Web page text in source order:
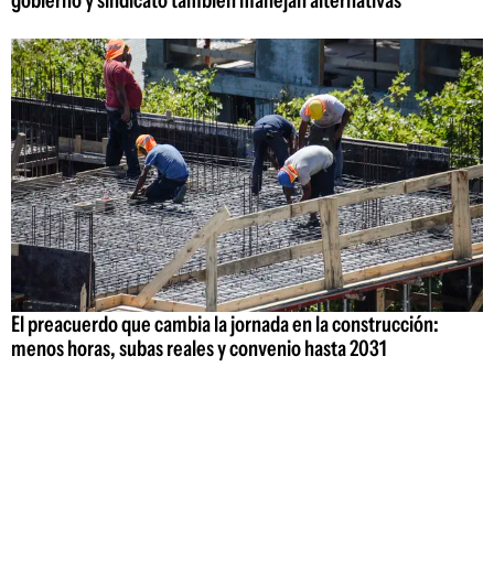
El preacuerdo que cambia la jornada en la construcción:
menos horas, subas reales y convenio hasta 2031